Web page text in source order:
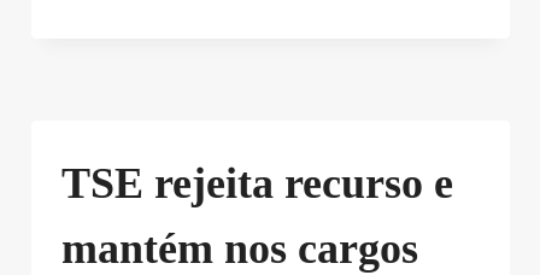
TSE rejeita recurso e
mantém nos cargos